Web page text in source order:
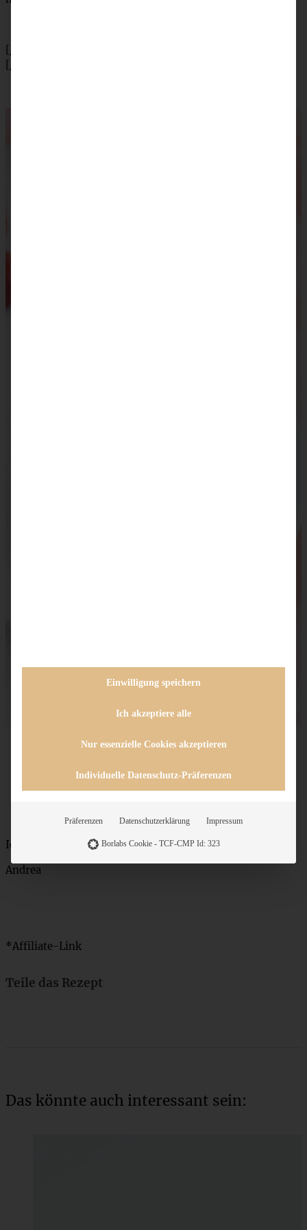
[/tab]
[/tabs]
Ich wünsch’ Euch was!
Andrea
*Affiliate-Link
Teile das Rezept
Das könnte auch interessant sein:
Einwilligung speichern
Ich akzeptiere alle
Nur essenzielle Cookies akzeptieren
Individuelle Datenschutz-Präferenzen
Präferenzen Datenschutzerklärung Impressum
Borlabs Cookie - TCF-CMP Id: 323